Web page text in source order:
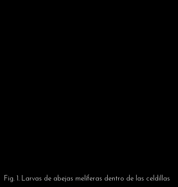
Fig. 1. Larvas de abejas melíferas dentro de las celdillas